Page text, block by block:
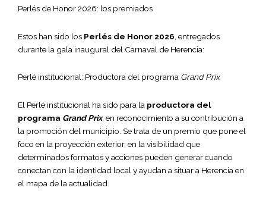
Perlés de Honor 2026: los premiados
Estos han sido los Perlés de Honor 2026, entregados
durante la gala inaugural del Carnaval de Herencia:
Perlé institucional: Productora del programa Grand Prix
El Perlé institucional ha sido para la productora del
programa Grand Prix, en reconocimiento a su contribución a
la promoción del municipio. Se trata de un premio que pone el
foco en la proyección exterior, en la visibilidad que
determinados formatos y acciones pueden generar cuando
conectan con la identidad local y ayudan a situar a Herencia en
el mapa de la actualidad.